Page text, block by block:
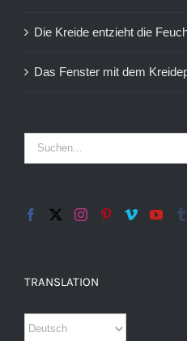
Die Kreide entzieht die
Das Fenster mit dem
TRANSLATION